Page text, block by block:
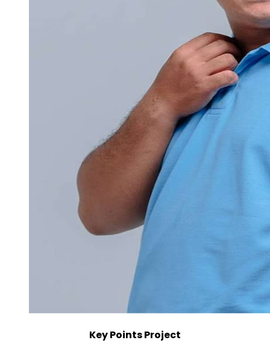
Key Points Project